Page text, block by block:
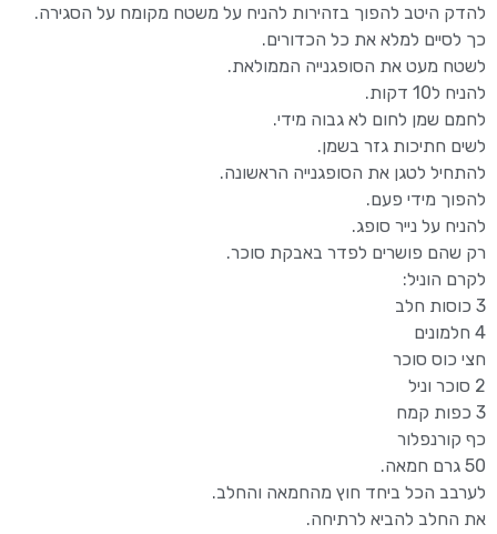
להדק היטב להפוך בזהירות להניח על משטח מקומח על הסגירה.
כך לסיים למלא את כל הכדורים.
לשטח מעט את הסופגנייה הממולאת.
להניח ל10 דקות.
לחמם שמן לחום לא גבוה מידי.
לשים חתיכות גזר בשמן.
להתחיל לטגן את הסופגנייה הראשונה.
להפוך מידי פעם.
להניח על נייר סופג.
רק שהם פושרים לפדר באבקת סוכר.
לקרם הוניל:
3 כוסות חלב
4 חלמונים
חצי כוס סוכר
2 סוכר וניל
3 כפות קמח
כף קורנפלור
50 גרם חמאה.
לערבב הכל ביחד חוץ מהחמאה והחלב.
את החלב להביא לרתיחה.